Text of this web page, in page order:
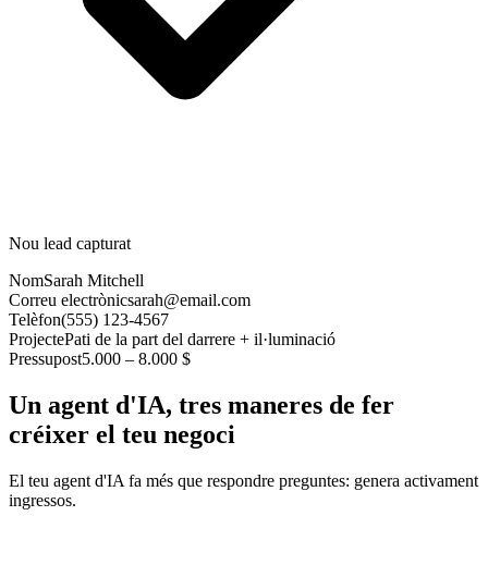
Nou lead capturat
NomSarah Mitchell
Correu electrònicsarah@email.com
Telèfon(555) 123-4567
ProjectePati de la part del darrere + il·luminació
Pressupost5.000 – 8.000 $
Un agent d'IA, tres maneres de fer
créixer el teu negoci
El teu agent d'IA fa més que respondre preguntes: genera activament
ingressos.